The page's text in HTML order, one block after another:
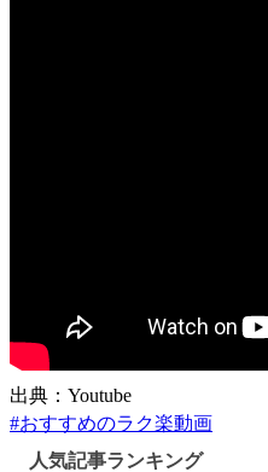
出典：Youtube
#おすすめのラク楽動画
人気記事ランキング